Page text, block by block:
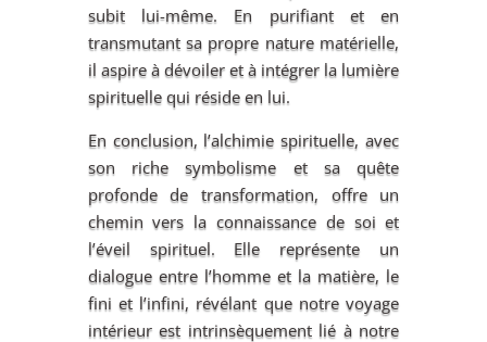
subit lui-même. En purifiant et en
transmutant sa propre nature matérielle,
il aspire à dévoiler et à intégrer la lumière
spirituelle qui réside en lui.
En conclusion, l’alchimie spirituelle, avec
son riche symbolisme et sa quête
profonde de transformation, offre un
chemin vers la connaissance de soi et
l’éveil spirituel. Elle représente un
dialogue entre l’homme et la matière, le
fini et l’infini, révélant que notre voyage
intérieur est intrinsèquement lié à notre